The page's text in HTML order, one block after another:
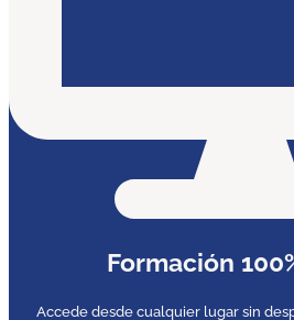
Formación
Accede desde cualquier lugar sin